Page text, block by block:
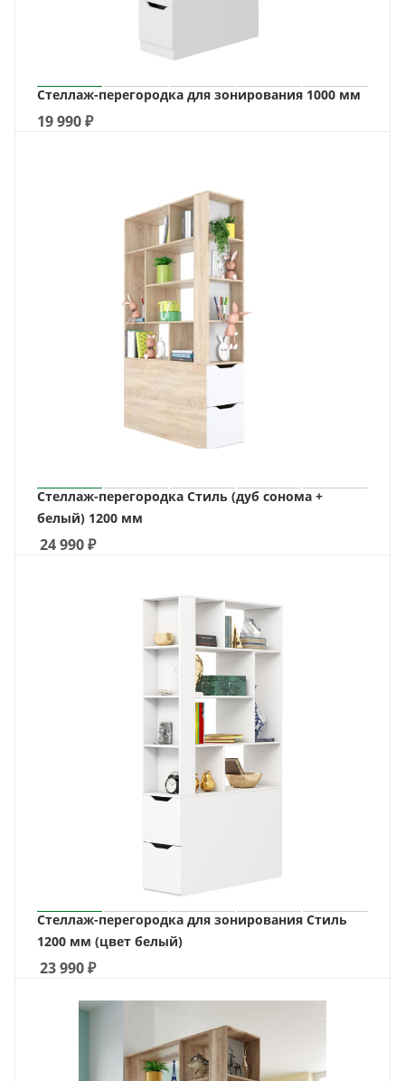
Стеллаж-перегородка для зонирования 1000 мм
19 990₽
Стеллаж-перегородка Стиль (дуб сонома +
белый) 1200 мм
24 990₽
Стеллаж-перегородка для зонирования Стиль
1200 мм (цвет белый)
23 990₽